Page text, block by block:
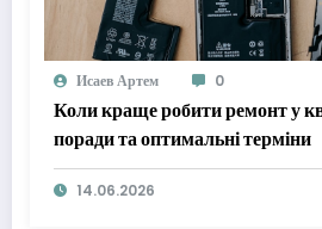
Исаев Артем 0
Коли краще робити ремонт у
поради та оптимальні терміни
14.06.2026